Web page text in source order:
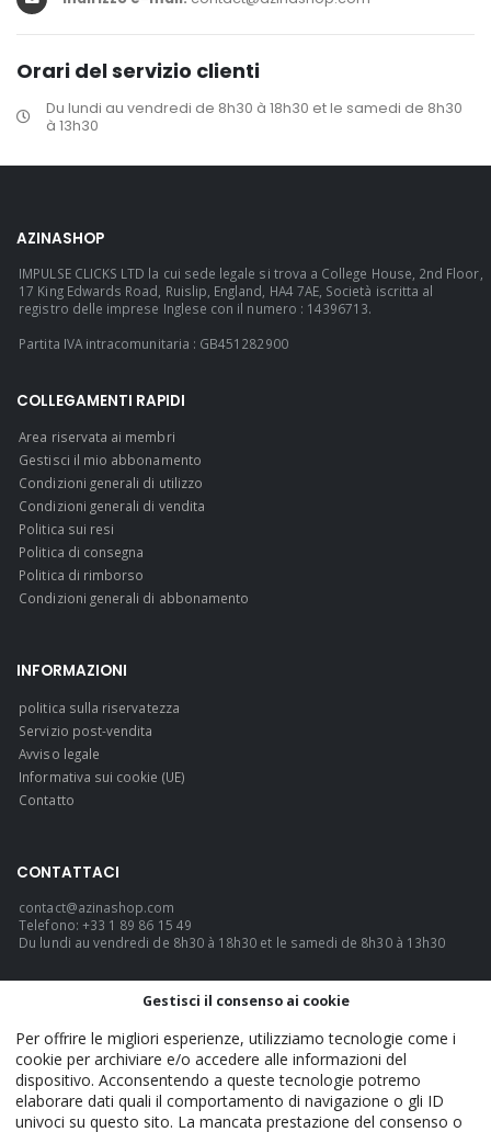
Orari del servizio clienti
Du lundi au vendredi de 8h30 à 18h30 et le samedi de 8h30
à 13h30
AZINASHOP
IMPULSE CLICKS LTD la cui sede legale si trova a College House, 2nd Floor,
17 King Edwards Road, Ruislip, England, HA4 7AE, Società iscritta al
registro delle imprese Inglese con il numero : 14396713.
Partita IVA intracomunitaria : GB451282900
COLLEGAMENTI RAPIDI
Area riservata ai membri
Gestisci il mio abbonamento
Condizioni generali di utilizzo
Condizioni generali di vendita
Politica sui resi
Politica di consegna
Politica di rimborso
Condizioni generali di abbonamento
INFORMAZIONI
politica sulla riservatezza
Servizio post-vendita
Avviso legale
Informativa sui cookie (UE)
Contatto
CONTATTACI
contact@azinashop.com
Telefono: +33 1 89 86 15 49
Du lundi au vendredi de 8h30 à 18h30 et le samedi de 8h30 à 13h30
AzinaShop - Official. © 2026. TUTTI I DIRITTI RISERVATI.
Gestisci il consenso ai cookie
Per offrire le migliori esperienze, utilizziamo tecnologie come i
cookie per archiviare e/o accedere alle informazioni del
dispositivo. Acconsentendo a queste tecnologie potremo
elaborare dati quali il comportamento di navigazione o gli ID
univoci su questo sito. La mancata prestazione del consenso o